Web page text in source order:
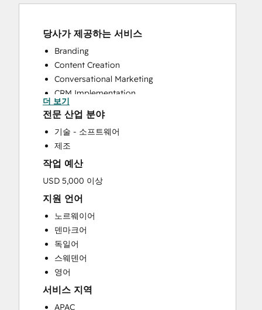
당사가 제공하는 서비스
Branding
Content Creation
Conversational Marketing
CRM Implementation
CRM Migration
Custom API Integrations
Email Marketing
Full Inbound Marketing Services
Help Desk Implementation
HubSpot Onboarding
Paid Advertising
Sales and Marketing Alignment
Sales Coaching and Training
Sales Enablement
Search Engine Optimization
Social Media
Video Production
Website Design
더 보기
전문 산업 분야
기술 - 소프트웨어
제조
작업 예산
USD 5,000 이상
지원 언어
노르웨이어
덴마크어
독일어
스웨덴어
영어
서비스 지역
APAC